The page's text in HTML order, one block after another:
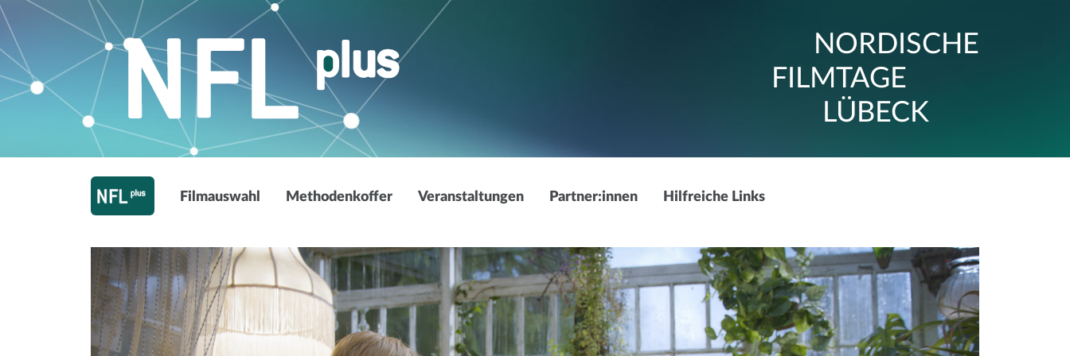
NORDISCHE
FILMTAGE
LÜBECK
Filmauswahl Methodenkoffer Veranstaltungen Partner:innen Hilfreiche Links